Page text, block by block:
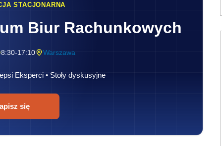
STACJONARNA
Biur Rachunkowych
8:30-17:10 Warszawa
Eksperci • Stoły dyskusyjne
się